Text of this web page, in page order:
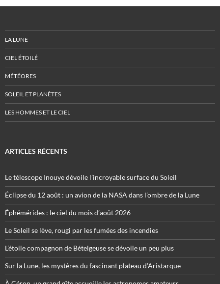
LA LUNE
CIEL ÉTOILÉ
MÉTÉORES
SOLEIL ET PLANÈTES
LES HOMMES ET LE CIEL
ARTICLES RÉCENTS
Le télescope Inouye dévoile l’incroyable surface du Soleil
Éclipse du 12 août : un avion de la NASA dans l’ombre de la Lune
Éphémérides : le ciel du mois d’août 2026
Le Soleil se lève, rougi par les fumées des incendies
L’étoile compagnon de Bételgeuse se dévoile un peu plus
Sur la Lune, les mystères du fascinant plateau d’Aristarque